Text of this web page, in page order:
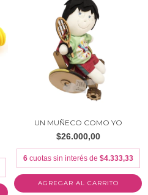
UN MUÑECO COMO YO
$26.000,00
6 cuotas sin interés de $4.333,33
AGREGAR AL CARRITO